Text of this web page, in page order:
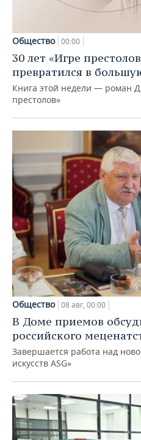
Общество 00:00
30 лет «Игре
превратился в
Книга этой недели — роман
престолов»
Общество 08 авг, 00:00
В Доме приемов
российского
Завершается работа над
искусств ASG»